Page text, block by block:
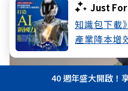
Just For
知識包下載
產業降本增
40 週年盛大開啟！